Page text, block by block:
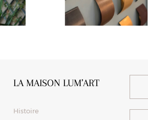
LA MAISON LUM’ART
Histoire